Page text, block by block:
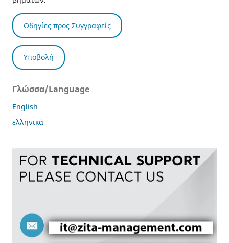
Οδηγίες προς Συγγραφείς
Υποβολή
Γλώσσα/Language
English
ελληνικά